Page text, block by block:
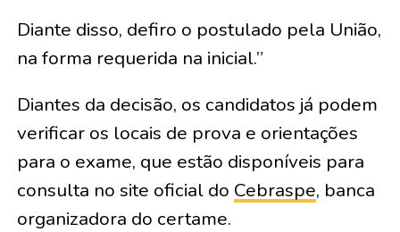
Diante disso, defiro o postulado pela União,
na forma requerida na inicial.”
Diantes da decisão, os candidatos já podem
verificar os locais de prova e orientações
para o exame, que estão disponíveis para
consulta no site oficial do Cebraspe, banca
organizadora do certame.